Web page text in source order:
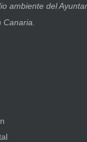
ambiente del